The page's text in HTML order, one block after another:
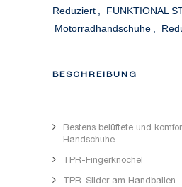
Reduziert
FUNKTIONAL
Motorradhandschuhe
BESCHREIBUNG
Bestens belüftete und
Handschuhe
TPR-Fingerknöchel
TPR-Slider am Handballen